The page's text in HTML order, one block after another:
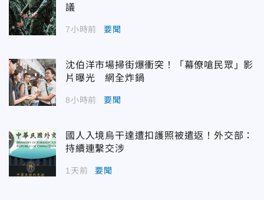
議
7小時前 要聞
沈伯洋市場掃街爆衝突！「幕僚嗆民眾」影
片曝光 網全炸鍋
8小時前 要聞
國人入境烏干達遭扣護照被遣返！外交部：
持續連繫交涉
1天前 要聞